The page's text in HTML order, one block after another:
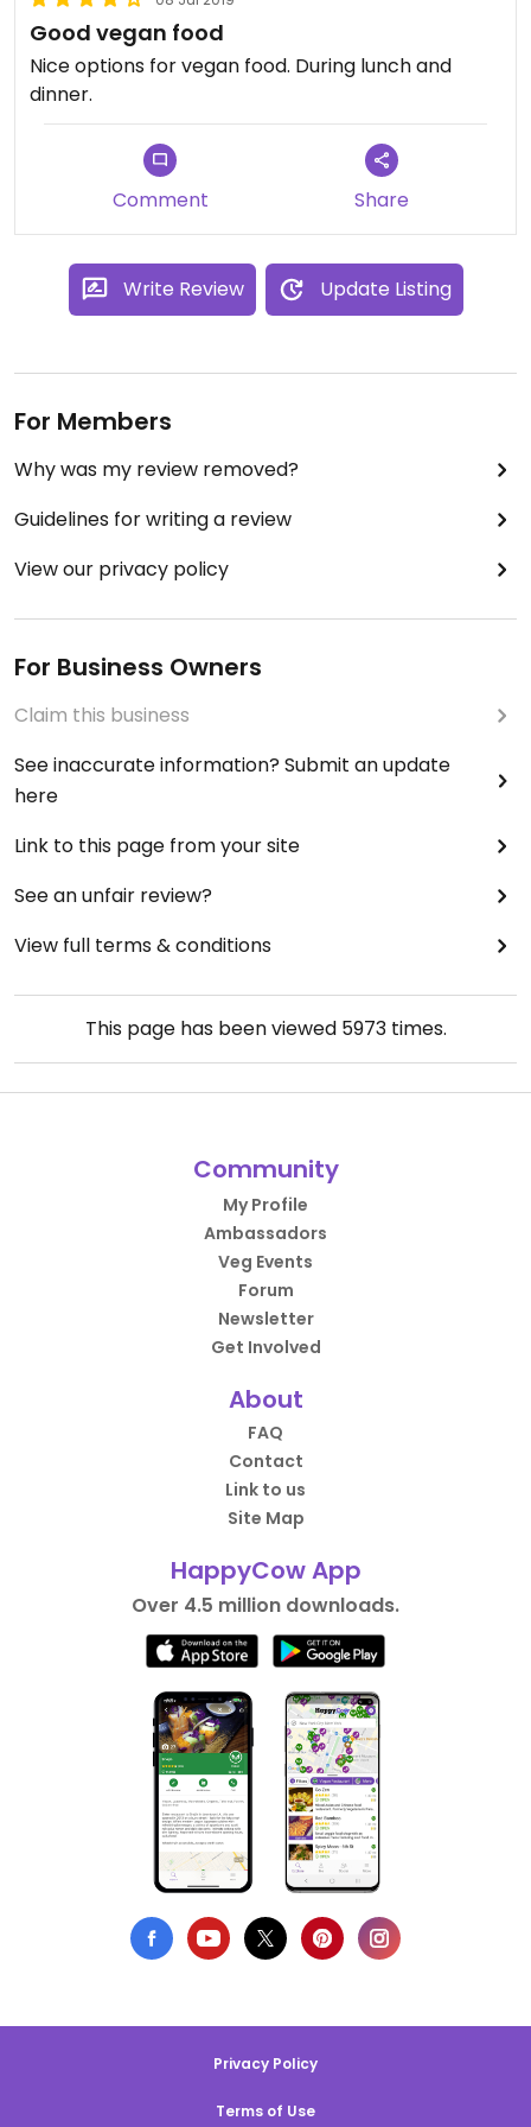
Good vegan food
Nice options for vegan food. During lunch and
dinner.
Comment Share
Write Review Update Listing
For Members
Why was my review removed?
Guidelines for writing a review
View our privacy policy
For Business Owners
Claim this business
See inaccurate information? Submit an update
here
Link to this page from your site
See an unfair review?
View full terms & conditions
This page has been viewed 5973times.
Community
My Profile
Ambassadors
Veg Events
Forum
Newsletter
Get Involved
About
FAQ
Contact
Link to us
Site Map
HappyCow App
Over 4.5 million downloads.
Privacy Policy
Terms of Use